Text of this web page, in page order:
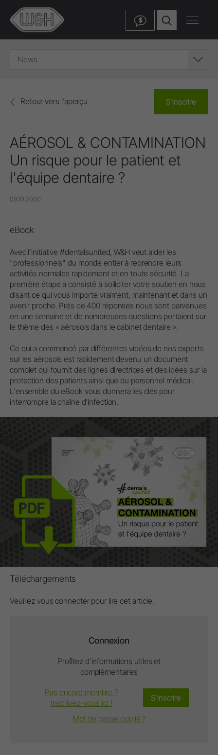
$
News
Retour vers l'aperçu S'inscrire
AÉROSOL & CONTAMINATION
Un risque pour le patient et
l'équipe dentaire ?
09.10.2020
eBook
Avec l'initiative #dentalsunited, W&H veut aider les
"professionnels" du monde entier à reprendre leurs
activités normales rapidement et en toute sécurité. La
première étape a consisté à solliciter votre soutien en nous
disant ce qui vous importe vraiment, maintenant et dans un
avenir proche. Près de 400 réponses nous sont parvenues
en une semaine et de nombreuses questions portaient sur
le thème des « aérosols dans le cabinet dentaire ».
Ce qui a commencé par différentes vidéos de nos experts
sur les aérosols est rapidement devenu un document
complet qui fournit des lignes directrices et des idées sur la
protection des patients ainsi que du personnel médical.
L'ensemble du eBook vous donnera les clés pour
interrompre la chaîne d'infection.
Téléchargements
Veuillez vous connecter pour lire cet article.
Connexion
Profitez d'informations utiles et
complémentaires
S'inscrire
Pas encore membre ?
Inscrivez-vous ici !
Mot de passe oublié ?